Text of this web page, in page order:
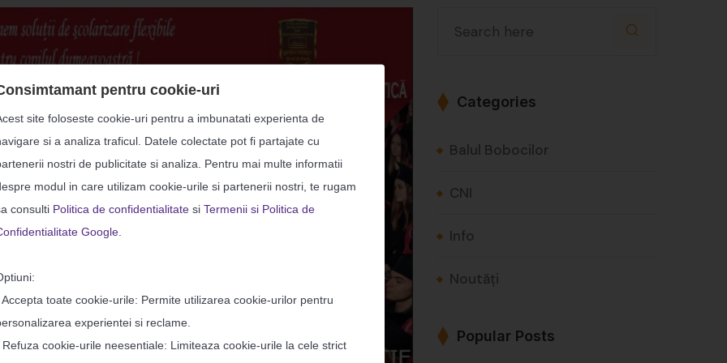
Categories
Balul Bobocilor
CNI
Info
Noutăți
Popular Posts
pentru cookie-uri
site foloseste cookie-uri pentru a imbunatati experienta de
si a analiza traficul. Datele colectate pot fi partajate cu
nostri de publicitate si analiza. Pentru mai multe informatii
modul in care utilizam cookie-urile si partenerii nostri, te rugam
consulti Politica de confidentialitate si Termenii si Politica de
Google
Accepta toate cookie-urile: Permite utilizarea cookie-urilor pentru
experientei si reclame.
Refuza cookie-urile neesentiale: Limiteaza cookie-urile la cele strict